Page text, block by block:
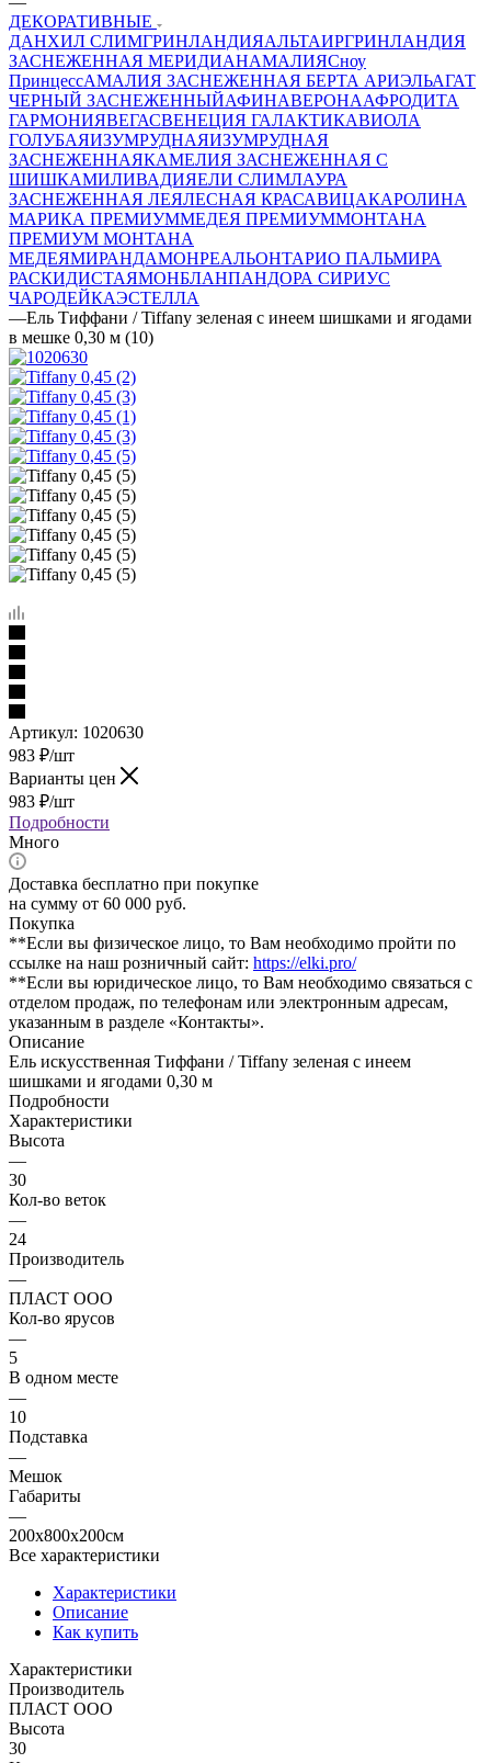
ДЕКОРАТИВНЫЕ
ДАНХИЛ СЛИМГРИНЛАНДИЯАЛЬТАИРГРИНЛАНДИЯ
ЗАСНЕЖЕННАЯ МЕРИДИАНАМАЛИЯСноу
ПринцессАМАЛИЯ ЗАСНЕЖЕННАЯ БЕРТА АРИЭЛЬАГАТ
ЧЕРНЫЙ ЗАСНЕЖЕННЫЙАФИНАВЕРОНААФРОДИТА
ГАРМОНИЯВЕГАСВЕНЕЦИЯ ГАЛАКТИКАВИОЛА
ГОЛУБАЯИЗУМРУДНАЯИЗУМРУДНАЯ
ЗАСНЕЖЕННАЯКАМЕЛИЯ ЗАСНЕЖЕННАЯ С
ШИШКАМИЛИВАДИЯЕЛИ СЛИМЛАУРА
ЗАСНЕЖЕННАЯ ЛЕЯЛЕСНАЯ КРАСАВИЦАКАРОЛИНА
МАРИКА ПРЕМИУММЕДЕЯ ПРЕМИУММОНТАНА
ПРЕМИУМ МОНТАНА
МЕДЕЯМИРАНДАМОНРЕАЛЬОНТАРИО ПАЛЬМИРА
РАСКИДИСТАЯМОНБЛАНПАНДОРА СИРИУС
ЧАРОДЕЙКАЭСТЕЛЛА
—Ель Тиффани / Tiffany зеленая с инеем шишками и ягодами
в мешке 0,30 м (10)
Артикул: 1020630
983 ₽/шт
Варианты цен
983 ₽/шт
Подробности
Много
Доставка бесплатно при покупке
на сумму от 60 000 руб.
Покупка
**Если вы физическое лицо, то Вам необходимо пройти по
ссылке на наш розничный сайт: https://elki.pro/
**Если вы юридическое лицо, то Вам необходимо связаться с
отделом продаж, по телефонам или электронным адресам,
указанным в разделе «Контакты».
Описание
Ель искусственная Тиффани / Tiffany зеленая с инеем
шишками и ягодами 0,30 м
Подробности
Характеристики
Высота
—
30
Кол-во веток
—
24
Производитель
—
ПЛАСТ ООО
Кол-во ярусов
—
5
В одном месте
—
10
Подставка
—
Мешок
Габариты
—
200x800x200см
Все характеристики
Характеристики
Описание
Как купить
Характеристики
Производитель
ПЛАСТ ООО
Высота
30